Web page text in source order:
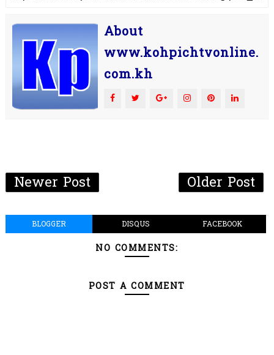
About
www.kohpichtvonline.
com.kh
Newer Post Older Post
BLOGGER DISQUS FACEBOOK
NO COMMENTS:
POST A COMMENT